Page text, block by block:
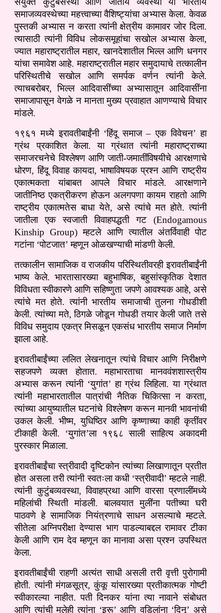
समाजव्यवस्थेच्या महत्त्वाच्या वैशिष्ट्यांचा अभ्यास केला. केवळ
पुस्तकी अभ्यास न करता त्यांनी क्षेत्रीय कामावर जोर दिला.
त्यासाठी त्यांनी विविध लोकसमूहांचा सखोल अभ्यास केला,
ज्यात महाराष्ट्रातील महार, खानदेशातील भिल्ल आणि धनगर
यांचा समावेश आहे. महाराष्ट्रातील महार समुदायाचे तत्कालीन
परिस्थितीचे सखोल आणि समर्पक वर्णन त्यांनी केले.
त्याचबरोबर, भिल्ल आदिवासींच्या अभ्यासातून आदिवासींना
समाजापासून वेगळे न मानता मुख्य प्रवाहात आणण्याचे विचार
मांडले.
१९६१ मध्ये इरावतीबाईंनी ‘हिंदू समाज – एक विवेचन’ हा
ग्रंथ प्रकाशित केला. या ग्रंथात त्यांनी महाराष्ट्राच्या
समाजरचनेचे विश्लेषण आणि जाती-जमातींविषयीचे आरक्षणाचे
धोरण, हिंदू विवाह कायदा, भाषाविषयक प्रश्न आणि राष्ट्रीय
एकात्मकता यांबाबत आपले विचार मांडले. आरक्षणाने
जातीनिष्ठ एकत्रीकरण होऊन अलगपणा कायम राहतो आणि
राष्ट्रीय एकात्मतेस बाधा येते, असे त्यांचे मत होते. त्यांनी
जातीला एक स्वजाती विवाहपद्धती गट (Endogamous
Kinship Group) म्हटले आणि त्यातील अंतर्विवाही पोट
गटांना ‘पोटजात’ म्हणून ओळखण्याची मांडणी केली.
तत्कालीन सामाजिक व राजकीय परिस्थितीवरही इरावतीबाईंनी
भाष्य केले. भारतासारख्या बहुभाषिक, बहुसांस्कृतिक देशात
विविधता स्वीकारणे आणि सहिष्णुता जपणे आवश्यक आहे, असे
त्यांचे मत होते. त्यांनी भारतीय समाजाची तुलना गोधडीशी
केली. त्यांच्या मते, ठिगळे जोडून गोधडी तयार केली जाते तसे
विविध समुदाय एकत्र मिसळून एकसंध भारतीय समाज निर्माण
झाला आहे.
इरावतीबाईंच्या ललित लेखनातून त्यांचे विचार आणि निरीक्षणे
सहजपणे व्यक्त होतात. महाभारताचा मानववंशशास्त्रीय
अभ्यास करून त्यांनी ‘युगांत’ हा ग्रंथ लिहिला. या ग्रंथात
त्यांनी महाभारतातील पात्रांची नैतिक चिकित्सा न करता,
त्यांच्या आयुष्यातील घटनांचे विश्लेषण करून मानवी भावनांची
उकल केली. भीष्म, युधिष्ठिर आणि कृष्णाच्या काही कृतींवर
टीकाही केली. ‘युगांत’ला १९६८ साली साहित्य अकादमी
पुरस्कार मिळाला.
इरावतीबाईंचा स्त्रीवादी दृष्टिकोन त्यांच्या लिखाणातून प्रतीत
होत असला तरी त्यांनी स्वतःला कधी ‘स्त्रीवादी’ म्हटले नाही.
त्यांनी कुटुंबव्यवस्था, विवाहप्रथा आणि वारसा प्रणालींमध्ये
महिलांची स्थिती मांडली. बालवयात मुलींना पतीच्या घरी
पाठवणे हे सामाजिक नियंत्रणाचे साधन असल्याचे म्हटले.
सीतेला अग्निपरीक्षा देण्यास भाग पाडल्याबद्दल रामावर टीका
केली आणि राम देव म्हणून का मानावा असा प्रश्न उपस्थित
केला.
इरावतीबाईंची राहणी अत्यंत साधी असली तरी वृत्ती पुरोगामी
होती. त्यांनी मंगळसूत्र, कुंकू यांसारख्या प्रतीकात्मक गोष्टी
स्वीकारल्या नाहीत. पती दिनकर यांना त्या नावाने संबोधत
आणि त्यांची मुलेही त्यांना ‘इरू’ आणि वडिलांना ‘दिनू’ असे